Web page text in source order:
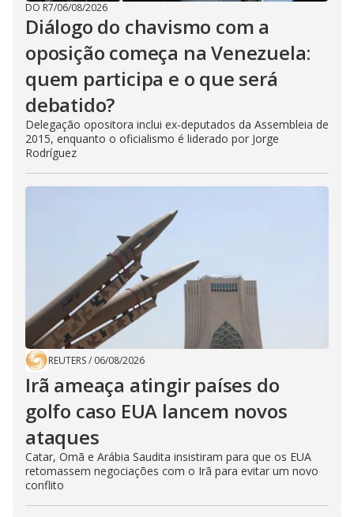
DO R7/06/08/2026
Diálogo do chavismo com a
oposição começa na Venezuela:
quem participa e o que será
debatido?
Delegação opositora inclui ex-deputados da Assembleia de
2015, enquanto o oficialismo é liderado por Jorge
Rodríguez
REUTERS/ 06/08/2026
Irã ameaça atingir países do
golfo caso EUA lancem novos
ataques
Catar, Omã e Arábia Saudita insistiram para que os EUA
retomassem negociações com o Irã para evitar um novo
conflito